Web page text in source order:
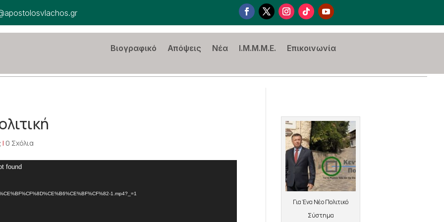
Βιογραφικό Απόψεις Νέα I.M.M.M.E. Επικοινωνία
| 0 Σχόλια
found
1.mp4?_=1
Για Ένα Νέο Πολιτικό
Σύστημα